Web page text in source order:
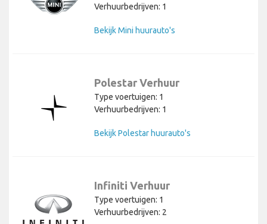
Verhuurbedrijven: 1
Bekijk Mini huurauto's
Polestar Verhuur
Type voertuigen: 1
Verhuurbedrijven: 1
Bekijk Polestar huurauto's
Infiniti Verhuur
Type voertuigen: 1
Verhuurbedrijven: 2